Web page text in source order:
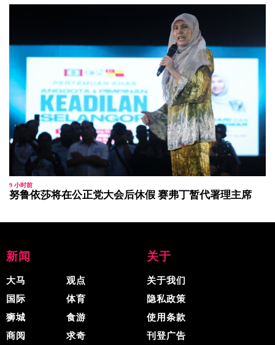
9 小时前
努鲁依莎将在公正党大会后休假 赛弗丁暂代署理主席
新闻
大马
国际
狮城
商阅
观点
体育
食游
求奇
关于
关于我们
隐私政策
使用条款
刊登广告